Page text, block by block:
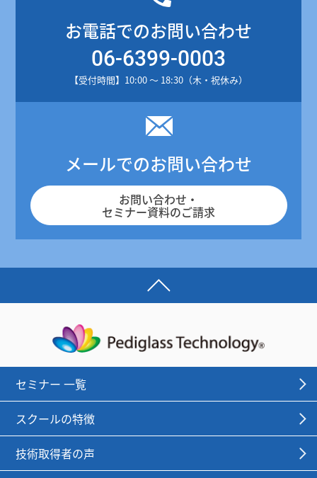
お電話でのお問い合わせ
06-6399-0003
【受付時間】10:00 ～ 18:30（木・祝休み）
メールでのお問い合わせ
お問い合わせ・
セミナー資料のご請求
セミナー 一覧
スクールの特徴
技術取得者の声